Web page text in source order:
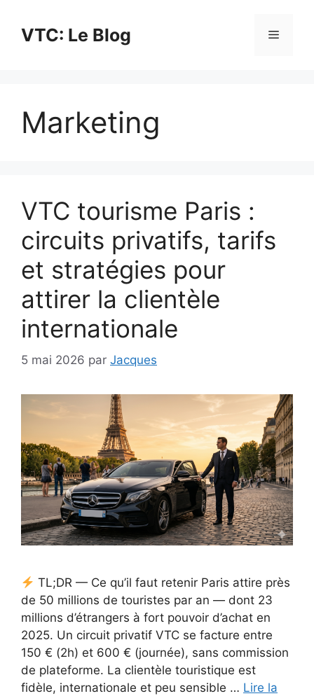
contenuVTC: Le Blog Menu
Marketing
VTC tourisme Paris :
circuits privatifs, tarifs
et stratégies pour
attirer la clientèle
internationale
5 mai 2026 par Jacques
TL;DR — Ce qu’il faut retenir Paris attire près
de 50 millions de touristes par an — dont 23
millions d’étrangers à fort pouvoir d’achat en
2025. Un circuit privatif VTC se facture entre
150 € (2h) et 600 € (journée), sans commission
de plateforme. La clientèle touristique est
fidèle, internationale et peu sensible … Lire la